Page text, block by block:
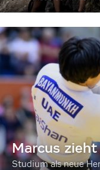
Marcus
Studium als neue